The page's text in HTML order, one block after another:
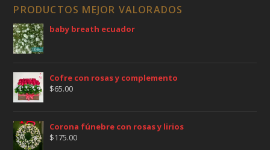
PRODUCTOS MEJOR VALORADOS
baby breath ecuador
Cofre con rosas y complemento
$65.00
Corona fúnebre con rosas y lirios
$175.00